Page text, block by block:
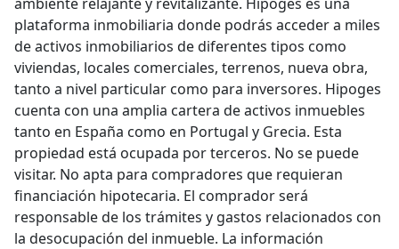
plataforma inmobiliaria donde podrás acceder a miles
de activos inmobiliarios de diferentes tipos como
viviendas, locales comerciales, terrenos, nueva obra,
tanto a nivel particular como para inversores. Hipoges
cuenta con una amplia cartera de activos inmuebles
tanto en España como en Portugal y Grecia. Esta
propiedad está ocupada por terceros. No se puede
visitar. No apta para compradores que requieran
financiación hipotecaria. El comprador será
responsable de los trámites y gastos relacionados con
la desocupación del inmueble. La información